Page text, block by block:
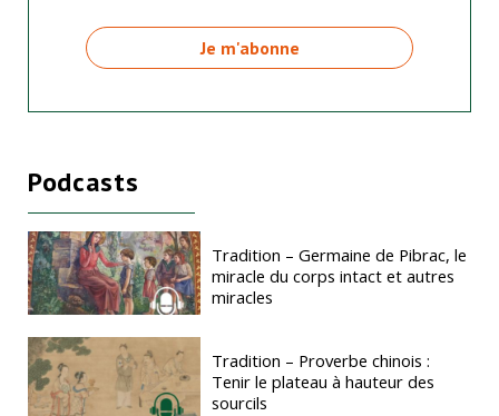
Podcasts
Tradition – Germaine de Pibrac, le
miracle du corps intact et autres
miracles
Tradition – Proverbe chinois :
Tenir le plateau à hauteur des
sourcils